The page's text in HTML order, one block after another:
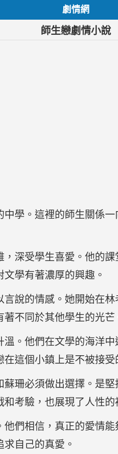
劇情網
師生戀劇情小說
學。這裡的師生關係
深受學生喜愛。他的
學有著濃厚的興趣。
說的情感。她開始在
不同於其他學生的光芒
。他們在文學的海洋
這個小鎮上是不被接
珊必須做出選擇。是
考驗，也展現了人性的
們相信，真正的愛情
自己的真愛。